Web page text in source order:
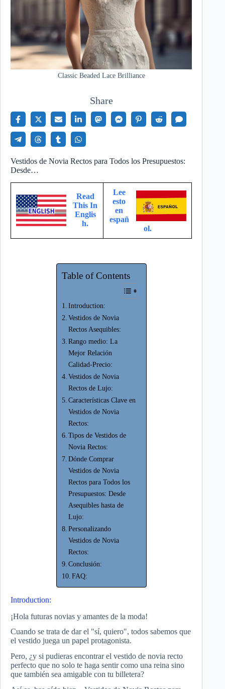
Classic Beaded Lace Brilliance
Share
Vestidos de Novia Rectos para Todos los Presupuestos:
Desde…
Read
This In
Englis
h.
Lee
esto
en
españ
ol.
Table of Contents
Introduction:
Vestidos de Novia
Rectos Asequibles:
Rango medio: La
Mejor Relación
Calidad-Precio:
Vestidos de Novia
Rectos de Lujo:
Características Clave en
Vestidos de Novia
Rectos:
Tipos de Vestidos de
Novia Rectos:
Dónde Comprar
Vestidos de Novia
Rectos para Todos los
Presupuestos: Desde
Asequibles hasta de
Lujo:
Personalizando
Vestidos de Novia
Rectos:
Conclusión:
FAQ:
Introduction:
¡Hola futuras novias y amantes de la moda!
Cuando se trata de dar el "sí, quiero", todos sabemos que
el vestido juega un papel protagonista.
Pero, ¿y si pudieras encontrar el vestido de novia recto
perfecto que no solo te haga sentir como una reina sino
que también sea amigable con tu billetera?